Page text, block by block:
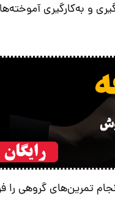
و به‌کارگیری
تمرین‌های گروهی را